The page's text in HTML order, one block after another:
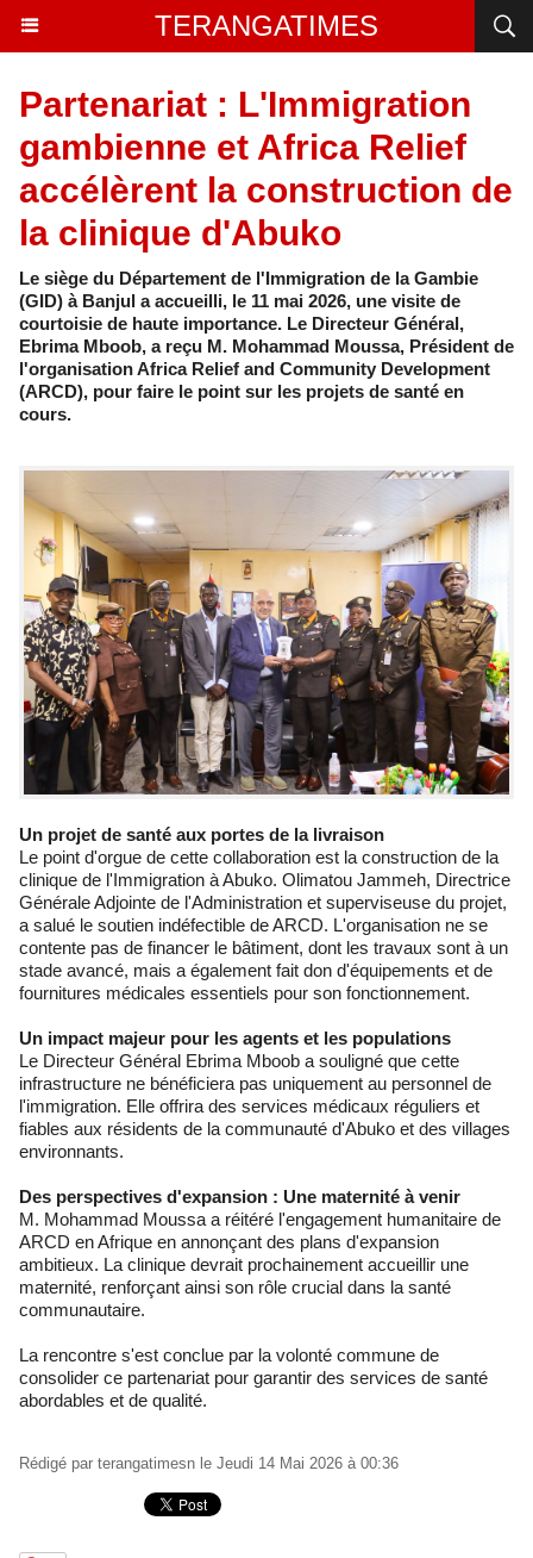
TERANGATIMES
Partenariat : L'Immigration
gambienne et Africa Relief
accélèrent la construction de
la clinique d'Abuko
Le siège du Département de l'Immigration de la Gambie
(GID) à Banjul a accueilli, le 11 mai 2026, une visite de
courtoisie de haute importance. Le Directeur Général,
Ebrima Mboob, a reçu M. Mohammad Moussa, Président de
l'organisation Africa Relief and Community Development
(ARCD), pour faire le point sur les projets de santé en
cours.
Un projet de santé aux portes de la livraison
Le point d'orgue de cette collaboration est la construction de la
clinique de l'Immigration à Abuko. Olimatou Jammeh, Directrice
Générale Adjointe de l'Administration et superviseuse du projet,
a salué le soutien indéfectible de ARCD. L'organisation ne se
contente pas de financer le bâtiment, dont les travaux sont à un
stade avancé, mais a également fait don d'équipements et de
fournitures médicales essentiels pour son fonctionnement.
Un impact majeur pour les agents et les populations
Le Directeur Général Ebrima Mboob a souligné que cette
infrastructure ne bénéficiera pas uniquement au personnel de
l'immigration. Elle offrira des services médicaux réguliers et
fiables aux résidents de la communauté d'Abuko et des villages
environnants.
Des perspectives d'expansion : Une maternité à venir
M. Mohammad Moussa a réitéré l'engagement humanitaire de
ARCD en Afrique en annonçant des plans d'expansion
ambitieux. La clinique devrait prochainement accueillir une
maternité, renforçant ainsi son rôle crucial dans la santé
communautaire.
La rencontre s'est conclue par la volonté commune de
consolider ce partenariat pour garantir des services de santé
abordables et de qualité.
Rédigé par terangatimesn le Jeudi 14 Mai 2026 à 00:36